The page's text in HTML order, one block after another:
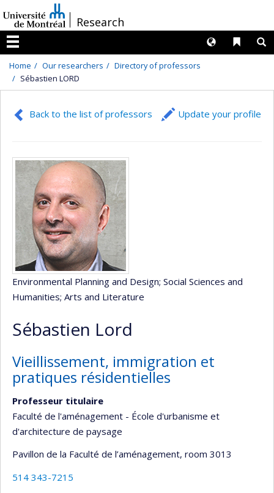
au
contenu
/Research
Menu
Liens
Langues
Home Our researchers
Directory of professors
Sébastien LORD
Back to the list of professors Update your profile
Environmental Planning and Design; Social Sciences and
Humanities; Arts and Literature
Sébastien Lord
Vieillissement, immigration et
pratiques résidentielles
Professeur titulaire
Faculté de l'aménagement - École d'urbanisme et
d'architecture de paysage
Pavillon de la Faculté de l’aménagement, room 3013
514 343-7215